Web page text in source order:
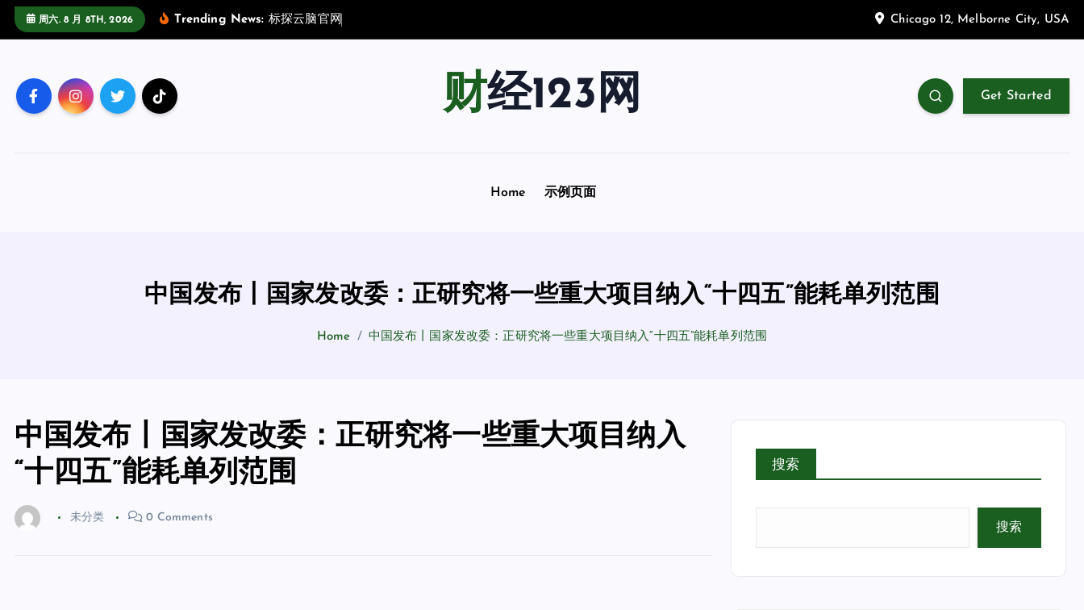
周六. 8 月 8TH, 2026 Trending News: 标探云脑官 网 Chicago 12, Melborne City, USA
财经123网 Get Started
Home 示例页面
中国发布丨国家发改委：正研究将一些重大项目纳入“十四五”能耗单列范围
Home 中国发布丨国家发改委：正研究将一些重大项目纳入“十四五”能耗单列范围
中国发布丨国家发改委：正研究将一些重大项目纳入
“十四五”能耗单列范围
未分类 0 Comments
搜索
搜索